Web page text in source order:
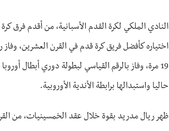
حاليا واستبدالها برابطة الأندية الأوروبية.
ظهر ريال مدريد بقوة خلال عقد الخمسينيات، من